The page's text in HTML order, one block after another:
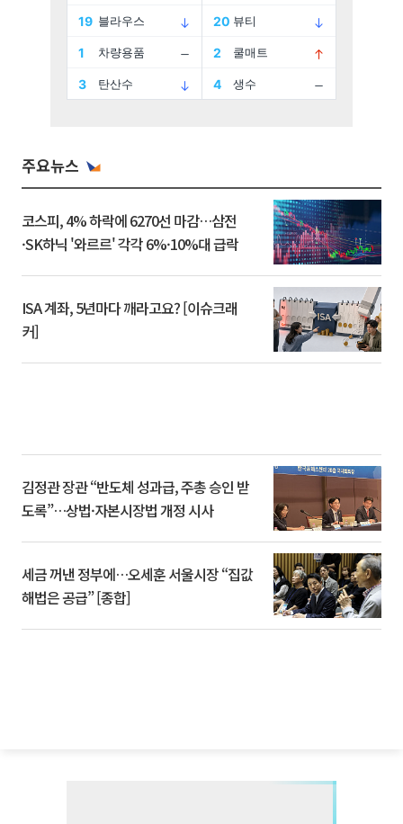
주요뉴스
코스피, 4% 하락에 6270선 마감…삼전
·SK하닉 '와르르' 각각 6%·10%대 급락
ISA 계좌, 5년마다 깨라고요? [이슈크래
커]
김정관 장관 “반도체 성과급, 주총 승인 받
도록”…상법·자본시장법 개정 시사
세금 꺼낸 정부에…오세훈 서울시장 “집값
해법은 공급” [종합]